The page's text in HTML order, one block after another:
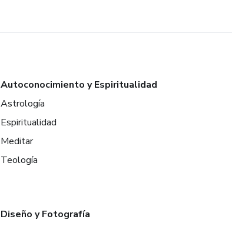
Autoconocimiento y Espiritualidad
Astrología
Espiritualidad
Meditar
Teología
Diseño y Fotografía